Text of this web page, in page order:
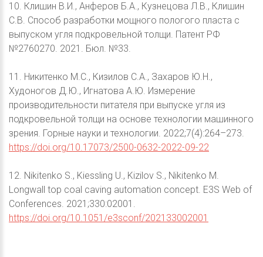
10. Клишин В.И., Анферов Б.А., Кузнецова Л.В., Клишин
С.В. Способ разработки мощного пологого пласта с
выпуском угля подкровельной толщи. Патент РФ
№2760270. 2021. Бюл. №33.
11. Никитенко М.С., Кизилов С.А., Захаров Ю.Н.,
Худоногов Д.Ю., Игнатова А.Ю. Измерение
производительности питателя при выпуске угля из
подкровельной толщи на основе технологии машинного
зрения. Горные науки и технологии. 2022;7(4):264–273.
https://doi.org/10.17073/2500-0632-2022-09-22
12. Nikitenko S., Kiessling U., Kizilov S., Nikitenko M.
Longwall top coal caving automation concept. E3S Web of
Conferences. 2021;330:02001.
https://doi.org/10.1051/e3sconf/202133002001